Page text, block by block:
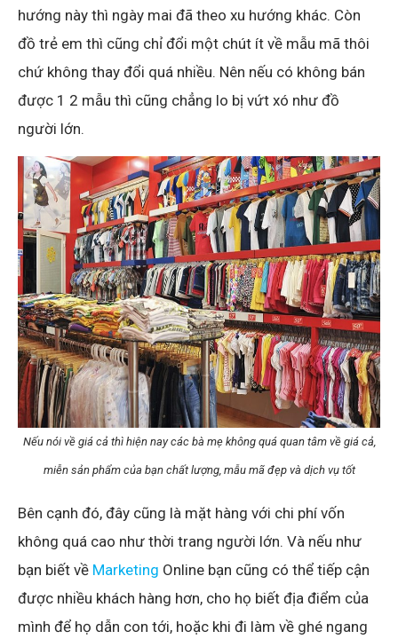
hướng này thì ngày mai đã theo xu hướng khác. Còn
đồ trẻ em thì cũng chỉ đổi một chút ít về mẫu mã thôi
chứ không thay đổi quá nhiều. Nên nếu có không bán
được 1 2 mẫu thì cũng chẳng lo bị vứt xó như đồ
người lớn.
Nếu nói về giá cả thì hiện nay các bà mẹ không quá quan tâm về giá cả,
miễn sản phẩm của bạn chất lượng, mẫu mã đẹp và dịch vụ tốt
Bên cạnh đó, đây cũng là mặt hàng với chi phí vốn
không quá cao như thời trang người lớn. Và nếu như
bạn biết về Marketing Online bạn cũng có thể tiếp cận
được nhiều khách hàng hơn, cho họ biết địa điểm của
mình để họ dẫn con tới, hoặc khi đi làm về ghé ngang